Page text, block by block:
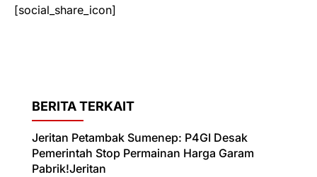
[social_share_icon]
BERITA TERKAIT
Jeritan Petambak Sumenep: P4GI Desak
Pemerintah Stop Permainan Harga Garam
Pabrik!Jeritan